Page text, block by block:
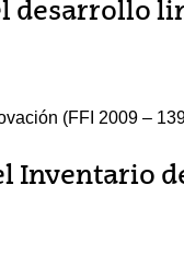
desarrollo
(FFI 2009 –
Inventario